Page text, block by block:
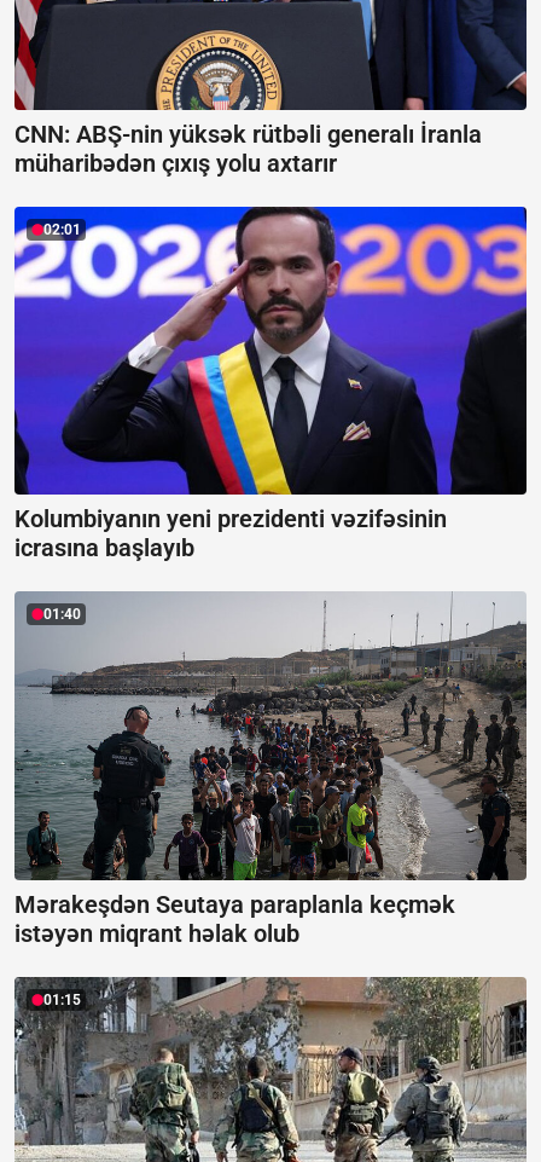
CNN: ABŞ-nin yüksək rütbəli generalı İranla
müharibədən çıxış yolu axtarır
02:01
Kolumbiyanın yeni prezidenti vəzifəsinin
icrasına başlayıb
01:40
Mərakeşdən Seutaya paraplanla keçmək
istəyən miqrant həlak olub
01:15